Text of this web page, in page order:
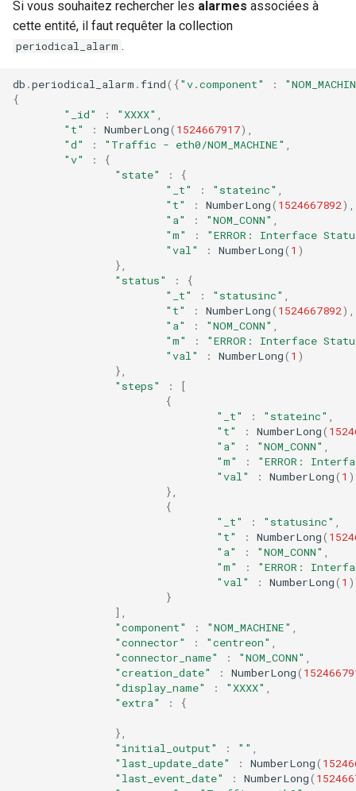
Si vous souhaitez rechercher les alarmes associées à
cette entité, il faut requêter la collection
periodical_alarm .
db .periodical_alarm .find({"v.component" :
{
"_id"
: "XXXX"
"t"
: NumberLong( 1524667917),
"d"
: "Traffic - eth0/NOM_MACHINE"
"v"
:
{
"state"
:
{
"_t"
: "stateinc"
"t"
: NumberLong( 1524667892),
"a"
: "NOM_CONN"
"m"
:
"ERROR: Interface
"val"
: NumberLong( 1 )
},
"status"
:
{
"_t"
: "statusinc"
"t"
: NumberLong( 1524667892),
"a"
: "NOM_CONN"
"m"
:
"ERROR: Interface
"val"
: NumberLong( 1 )
},
"steps"
:
[
{
"_t"
: "stateinc"
"t"
: NumberLong(
"a"
: "NOM_CONN"
"m"
:
"ERROR:
"val"
: NumberLong( 1 )
},
{
"_t"
: "statusinc"
"t"
: NumberLong(
"a"
: "NOM_CONN"
"m"
:
"ERROR:
"val"
: NumberLong( 1 )
}
],
"component"
: "NOM_MACHINE"
"connector"
: "centreon"
"connector_name"
: "NOM_CONN"
"creation_date"
: NumberLong(
"display_name"
: "XXXX"
"extra"
: {
},
"initial_output"
: ""
"last_update_date"
: NumberLong(
"last_event_date"
: NumberLong(